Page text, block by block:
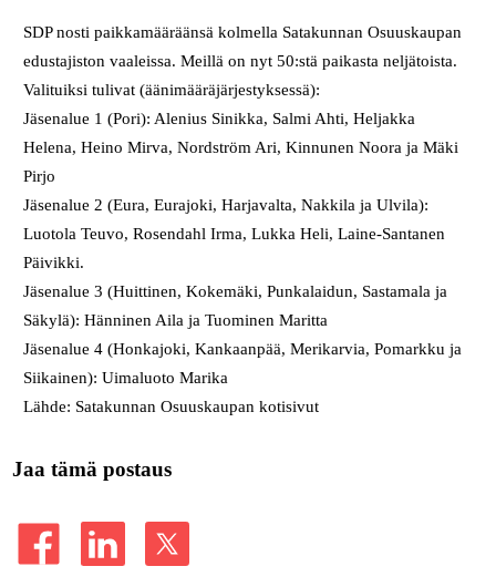
SDP nosti paikkamääräänsä kolmella Satakunnan Osuuskaupan
edustajiston vaaleissa. Meillä on nyt 50:stä paikasta neljätoista.
Valituiksi tulivat (äänimääräjärjestyksessä):
Jäsenalue 1 (Pori): Alenius Sinikka, Salmi Ahti, Heljakka
Helena, Heino Mirva, Nordström Ari, Kinnunen Noora ja Mäki
Pirjo
Jäsenalue 2 (Eura, Eurajoki, Harjavalta, Nakkila ja Ulvila):
Luotola Teuvo, Rosendahl Irma, Lukka Heli, Laine-Santanen
Päivikki.
Jäsenalue 3 (Huittinen, Kokemäki, Punkalaidun, Sastamala ja
Säkylä): Hänninen Aila ja Tuominen Maritta
Jäsenalue 4 (Honkajoki, Kankaanpää, Merikarvia, Pomarkku ja
Siikainen): Uimaluoto Marika
Lähde: Satakunnan Osuuskaupan kotisivut
Jaa tämä postaus